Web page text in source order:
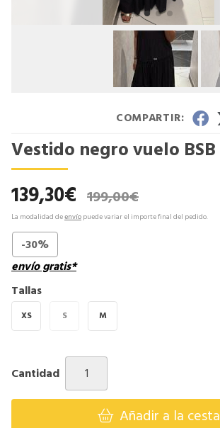
COMPARTIR:
Vestido negro vuelo BSB
139,30€ 199,00€
La modalidad deenvío puede variar el importe final del pedido.
-30%
envío gratis*
Tallas
XS S M
Cantidad
Añadir a la cesta